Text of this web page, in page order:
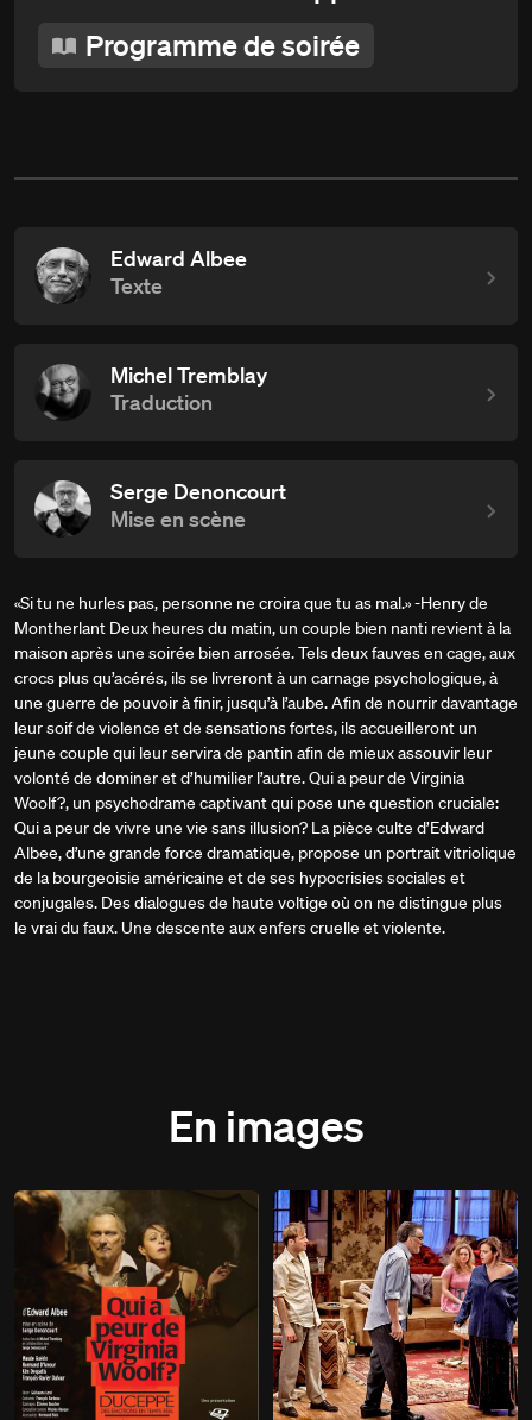
Programme de soirée
Edward Albee
Texte
Michel Tremblay
Traduction
Serge Denoncourt
Mise en scène
«Si tu ne hurles pas, personne ne croira que tu as mal.» -Henry de
Montherlant Deux heures du matin, un couple bien nanti revient à la
maison après une soirée bien arrosée. Tels deux fauves en cage, aux
crocs plus qu’acérés, ils se livreront à un carnage psychologique, à
une guerre de pouvoir à finir, jusqu’à l’aube. Afin de nourrir davantage
leur soif de violence et de sensations fortes, ils accueilleront un
jeune couple qui leur servira de pantin afin de mieux assouvir leur
volonté de dominer et d’humilier l’autre. Qui a peur de Virginia
Woolf?, un psychodrame captivant qui pose une question cruciale:
Qui a peur de vivre une vie sans illusion? La pièce culte d’Edward
Albee, d’une grande force dramatique, propose un portrait vitrio­lique
de la bourgeoisie américaine et de ses hypo­crisies sociales et
conjugales. Des dialogues de haute voltige où on ne distingue plus
le vrai du faux. Une descente aux enfers cruelle et violente.
En images